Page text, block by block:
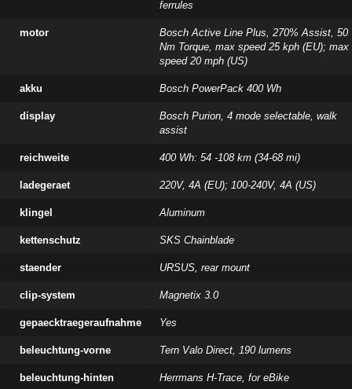
ferrules
motor
Bosch Active Line Plus, 270% Assist, 50
Nm Torque, max speed 25 kph (EU); max
speed 20 mph (US)
akku Bosch PowerPack 400 Wh
display
Bosch Purion, 4 mode selectable, walk
assist
reichweite 400 Wh: 54 -108 km (34-68 mi)
ladegeraet 220V, 4A (EU); 100-240V, 4A (US)
klingel Aluminum
kettenschutz SKS Chainblade
staender URSUS, rear mount
clip-system Magnetix 3.0
gepaecktraegeraufnahme Yes
beleuchtung-vorne Tern Valo Direct, 190 lumens
beleuchtung-hinten Herrmans H-Trace, for eBike